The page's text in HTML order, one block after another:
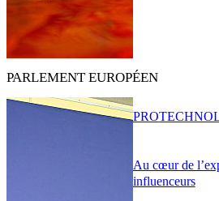
PARLEMENT EUROPÉEN
Au cœur de
influenceurs
PRO